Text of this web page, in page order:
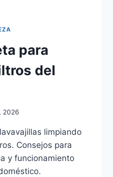
para
del
2026
limpiando
Consejos para
y funcionamiento